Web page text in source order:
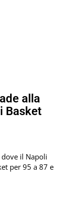
alla
Basket
il Napoli
per 95 a 87 e